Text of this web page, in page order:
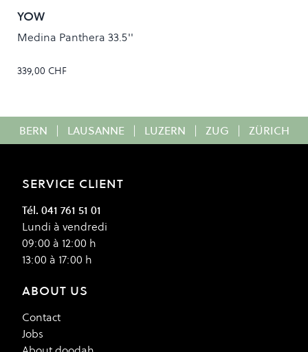
YOW
Medina Panthera 33.5''
339,00 CHF
BERN | LAUSANNE | LUZERN | ZUG | ZÜRICH
SERVICE CLIENT
Tél. 041 761 51 01
Lundi à vendredi
09:00 à 12:00 h
13:00 à 17:00 h
ABOUT US
Contact
Jobs